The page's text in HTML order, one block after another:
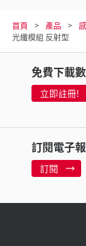
首頁 產品
光纖模組 反射型
免費下載
立即註冊!
訂閱電子報
訂閱